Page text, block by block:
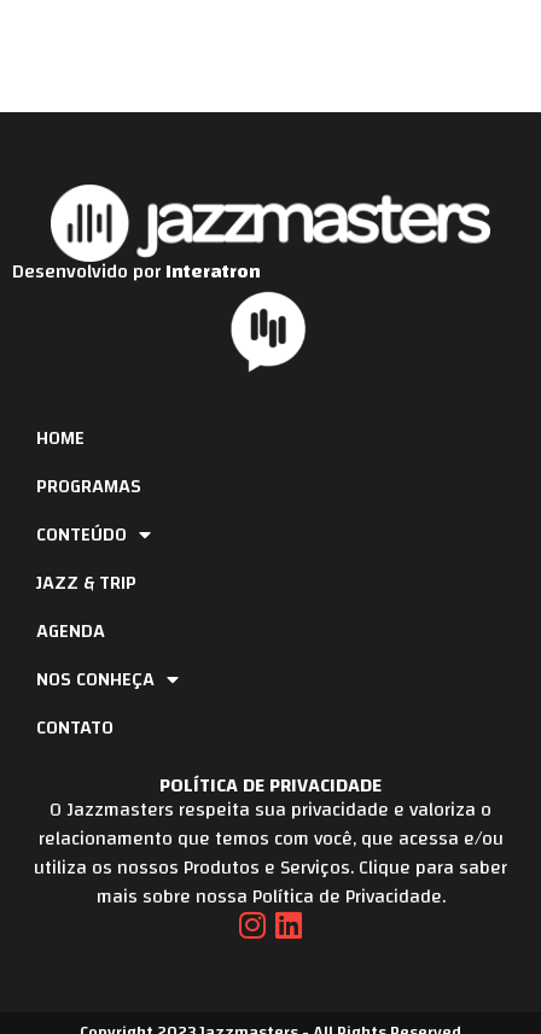
POLÍTICA DE PRIVACIDADE
O Jazzmasters respeita sua privacidade e valoriza o
relacionamento que temos com você, que acessa e/ou
utiliza os nossos Produtos e Serviços. Clique para saber
mais sobre nossa Política de Privacidade.
HOME
PROGRAMAS
CONTEÚDO
JAZZ & TRIP
AGENDA
NOS CONHEÇA
CONTATO
Desenvolvido porInteratron